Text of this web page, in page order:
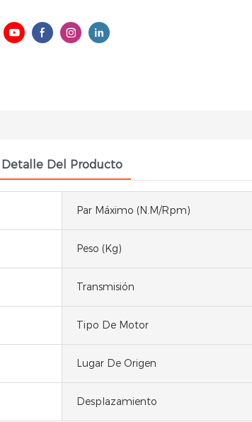
Detalle Del Producto
Par Máximo (N.m/rpm)
Peso (kg)
Transmisión
Tipo De Motor
Lugar De Origen
Desplazamiento